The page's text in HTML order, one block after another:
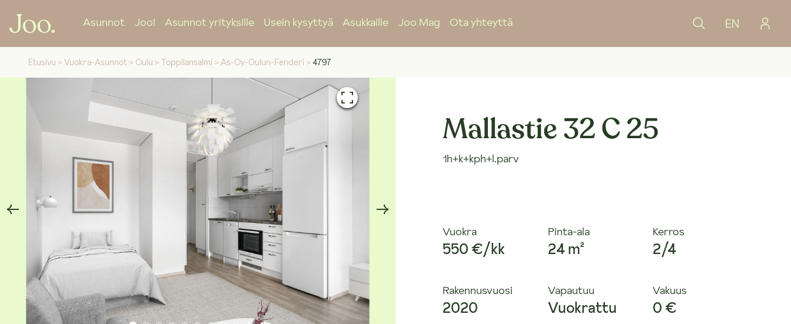
Asunnot Joo! Asunnot yrityksille Usein kysyttyä Asukkaille Joo Mag Ota yhteyttä EN
Etusivu > Vuokra-Asunnot > Oulu > Toppilansalmi > As-Oy-Oulun-Fenderi > 4797
Mallastie 32 C 25
1h+k+kph+l.parv
Vuokra
550 €/kk
Pinta-ala
24 m²
Kerros
2/4
Rakennusvuosi
2020
Vapautuu
Vuokrattu
Vakuus
0 €